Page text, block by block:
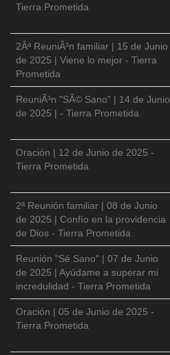
Tierra Prometida
2Âª ReuniÃ³n familiar | 15 de Junio
de 2025 | Viene lo mejor - Tierra
Prometida
ReuniÃ³n "SÃ© Sano" | 14 de Junio
de 2025 | - Tierra Prometida
Oración | 12 de Junio de 2025 -
Tierra Prometida
2ª Reunión familiar | 08 de Junio
de 2025 | Confío en la providencia
de Dios - Tierra Prometida
Reunión "Sé Sano" | 07 de Junio
de 2025 | Ayúdame a superar mi
incredulidad - Tierra Prometida
Oración | 05 de Junio de 2025 -
Tierra Prometida